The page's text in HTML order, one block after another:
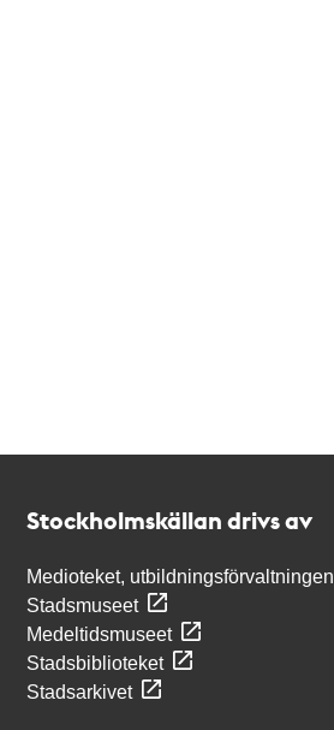
Stockholmskällan drivs av
Medioteket, utbildningsförvaltningen
Stadsmuseet
Medeltidsmuseet
Stadsbiblioteket
Stadsarkivet